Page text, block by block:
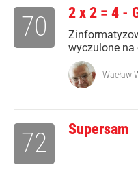
2 x 2 = 4 -
wyczulone
70
Wacław
Supersam
72